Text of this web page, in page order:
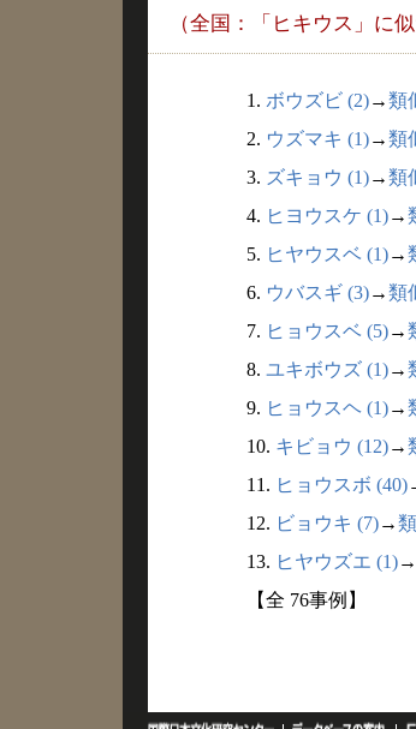
（全国：「ヒキウス」に似
1. ボウズビ (2)→類
2. ウズマキ (1)→類
3. ズキョウ (1)→類
4. ヒヨウスケ (1)→
5. ヒヤウスベ (1)→
6. ウバスギ (3)→類
7. ヒョウスベ (5)→
8. ユキボウズ (1)→
9. ヒョウスヘ (1)→
10. キビョウ (12)→
11. ヒョウスボ (40)
12. ビョウキ (7)→
13. ヒヤウズエ (1)→
【全 76事例】